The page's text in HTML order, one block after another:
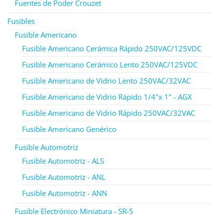
Fuentes de Poder Crouzet
Fusibles
Fusible Americano
Fusible Americano Cerámica Rápido 250VAC/125VDC
Fusible Americano Cerámico Lento 250VAC/125VDC
Fusible Americano de Vidrio Lento 250VAC/32VAC
Fusible Americano de Vidrio Rápido 1/4"x 1" - AGX
Fusible Americano de Vidrio Rápido 250VAC/32VAC
Fusible Americano Genérico
Fusible Automotriz
Fusible Automotriz - ALS
Fusible Automotriz - ANL
Fusible Automotriz - ANN
Fusible Electrónico Miniatura - SR-5